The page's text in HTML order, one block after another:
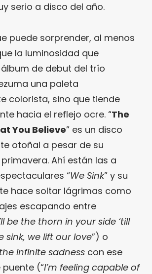
serio a disco del año.
puede sorprender, al menos
la luminosidad que
de debut del trío
una paleta
colorista, sino que tiende
hacia el reflejo ocre. “The
You Believe” es un disco
otoñal a pesar de su
Ahí están las a
“We Sink” y su
hace soltar lágrimas como
escapando entre
be the thorn in your side ‘till
sink, we lift our love”) o
infinite sadness con ese
(“I’m feeling capable of